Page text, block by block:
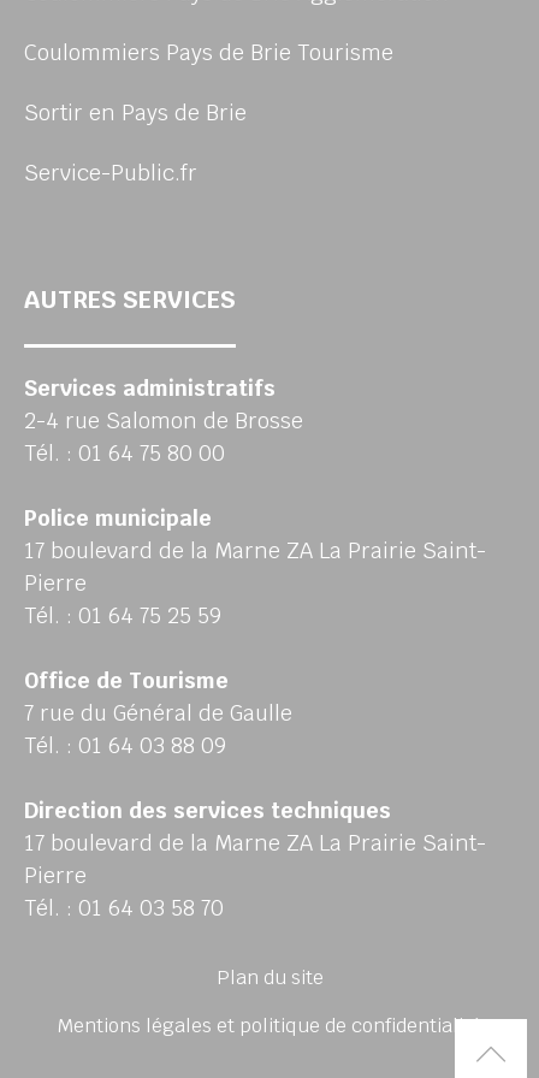
Coulommiers Pays de Brie Tourisme
Sortir en Pays de Brie
Service-Public.fr
AUTRES SERVICES
Services administratifs
2-4 rue Salomon de Brosse
Tél. : 01 64 75 80 00
Police municipale
17 boulevard de la Marne ZA La Prairie Saint-
Pierre
Tél. : 01 64 75 25 59
Office de Tourisme
7 rue du Général de Gaulle
Tél. : 01 64 03 88 09
Direction des services techniques
17 boulevard de la Marne ZA La Prairie Saint-
Pierre
Tél. : 01 64 03 58 70
Plan du site
Mentions légales et politique de confidentialité